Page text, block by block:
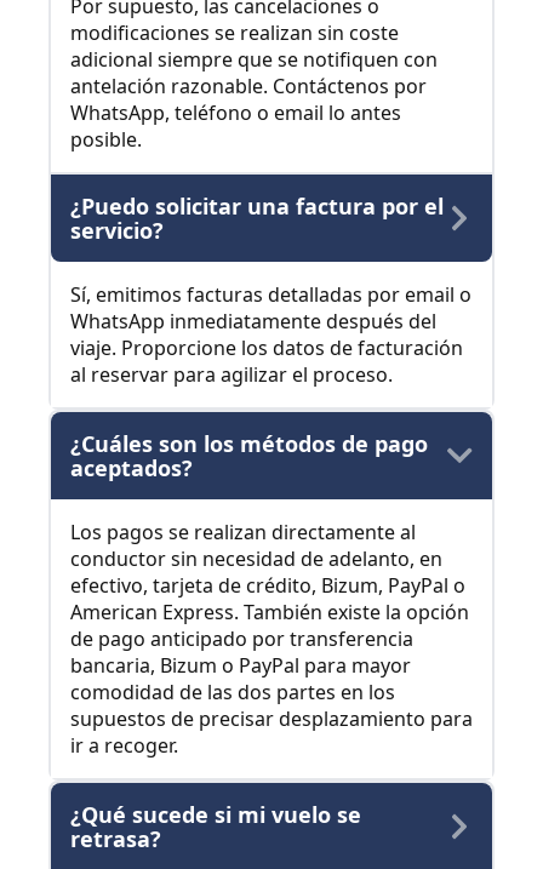
Por supuesto, las cancelaciones o
modificaciones se realizan sin coste
adicional siempre que se notifiquen con
antelación razonable. Contáctenos por
WhatsApp, teléfono o email lo antes
posible.
¿Puedo solicitar una factura por el
servicio?
Sí, emitimos facturas detalladas por email o
WhatsApp inmediatamente después del
viaje. Proporcione los datos de facturación
al reservar para agilizar el proceso.
¿Cuáles son los métodos de pago
aceptados?
Los pagos se realizan directamente al
conductor sin necesidad de adelanto, en
efectivo, tarjeta de crédito, Bizum, PayPal o
American Express. También existe la opción
de pago anticipado por transferencia
bancaria, Bizum o PayPal para mayor
comodidad de las dos partes en los
supuestos de precisar desplazamiento para
ir a recoger.
¿Qué sucede si mi vuelo se
retrasa?